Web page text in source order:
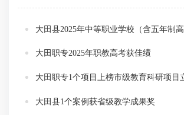
大田职专2025年职教高考获佳绩
大田职专1个项目上榜市级教育科研项目
大田县1个案例获省级教学成果奖